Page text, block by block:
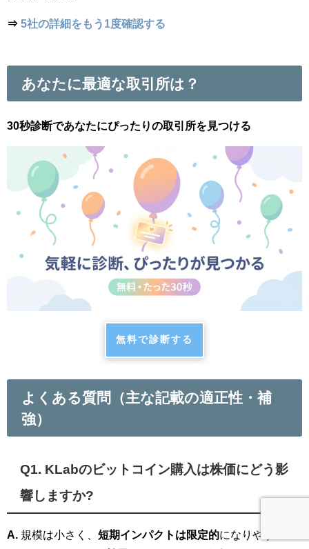
⇒ 5社の詳細をもう1度確認する
あなたに最適な取引所は？
30秒診断であなたにぴったりの取引所を見つける
無料で診断する
よくある質問（主な記載の適正性・補
強）
Q1. KLabのビットコイン購入は株価にどう影
響しますか?
A. 規模は小さく、 短期インパクトは限定的になりやすい